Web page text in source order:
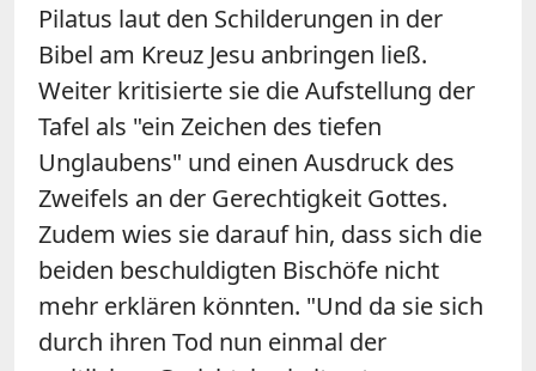
Pilatus laut den Schilderungen in der
Bibel am Kreuz Jesu anbringen ließ.
Weiter kritisierte sie die Aufstellung der
Tafel als "ein Zeichen des tiefen
Unglaubens" und einen Ausdruck des
Zweifels an der Gerechtigkeit Gottes.
Zudem wies sie darauf hin, dass sich die
beiden beschuldigten Bischöfe nicht
mehr erklären könnten. "Und da sie sich
durch ihren Tod nun einmal der